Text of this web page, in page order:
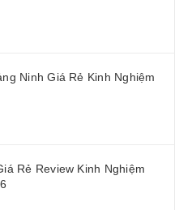
Ninh Giá Rẻ Kinh Nghiệm
Rẻ Review Kinh Nghiệm